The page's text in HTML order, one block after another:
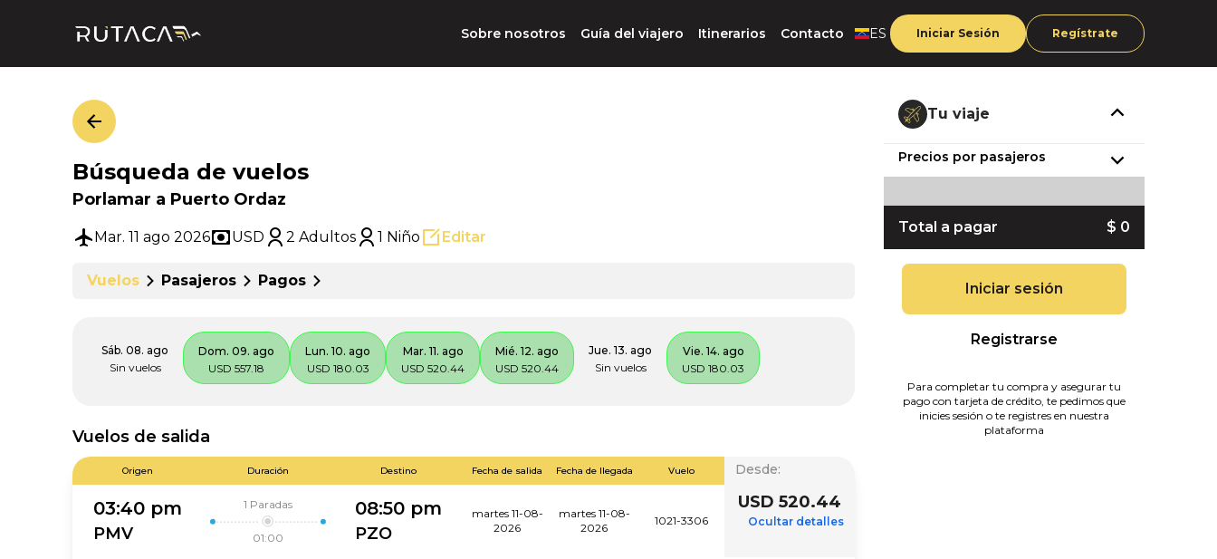
Sobre nosotros Guía del viajero Itinerarios Contacto ES Iniciar Sesión Regístrate
Búsqueda de vuelos
Porlamar a Puerto Ordaz
Mar. 11 ago 2026 USD 2 Adultos 1 Niño Editar
Vuelos Pasajeros Pagos
Sáb. 08. ago
Sin vuelos
Dom. 09. ago
USD 557.18
Lun. 10. ago
USD 180.03
Mar. 11. ago
USD 520.44
Mié. 12. ago
USD 520.44
Jue. 13. ago
Sin vuelos
Vie. 14. ago
USD 180.03
Vuelos de salida
Origen Duración Destino Fecha de salida Fecha de llegada Vuelo
03:40 pm
PMV
1 Paradas
01:00
08:50 pm
PZO
martes 11-08-
2026
martes 11-08-
2026
1021-3306
Desde:
USD 520.44
Ocultar detalles
Tu viaje
Precios por pasajeros
Total a pagar $ 0
Iniciar sesión
Registrarse
Para completar tu compra y asegurar tu
pago con tarjeta de crédito, te pedimos que
inicies sesión o te registres en nuestra
plataforma